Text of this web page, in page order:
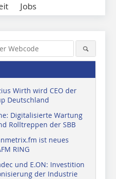
Jobs
Wirth wird CEO der
Deutschland
Digitalisierte Wartung
Rolltreppen der SBB
ist neues
RING
und E.ON: Investition
der Industrie